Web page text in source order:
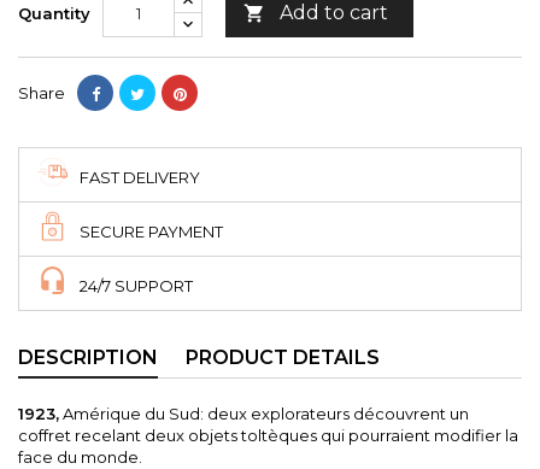
Quantity  Add to cart
Share
FAST DELIVERY
SECURE PAYMENT
24/7 SUPPORT
DESCRIPTION PRODUCT DETAILS
1923,Amérique du Sud: deux explorateurs découvrent un
coffret recelant deux objets toltèques qui pourraient modifier la
face du monde.